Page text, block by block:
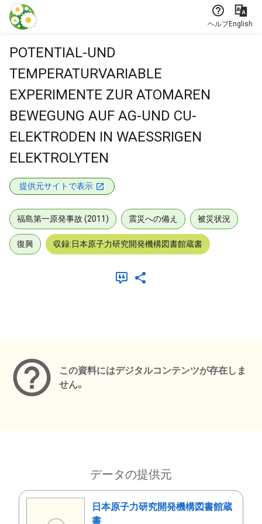
本文に飛ぶ
ヘルプEnglish
POTENTIAL-UND
TEMPERATURVARIABLE
EXPERIMENTE ZUR ATOMAREN
BEWEGUNG AUF AG-UND CU-
ELEKTRODEN IN WAESSRIGEN
ELEKTROLYTEN
提供元サイトで表示
福島第一原発事故 (2011) 震災への備え 被災状況
復興 収録:日本原子力研究開発機構図書館蔵書
この資料にはデジタルコンテンツが存在しま
せん。
データの提供元
日本原子力研究開発機構図書館蔵
書